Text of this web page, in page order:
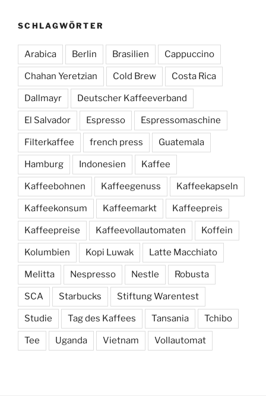
SCHLAGWÖRTER
Arabica Berlin Brasilien Cappuccino
Chahan Yeretzian Cold Brew Costa Rica
Dallmayr Deutscher Kaffeeverband
El Salvador Espresso Espressomaschine
Filterkaffee french press Guatemala
Hamburg Indonesien Kaffee
Kaffeebohnen Kaffeegenuss Kaffeekapseln
Kaffeekonsum Kaffeemarkt Kaffeepreis
Kaffeepreise Kaffeevollautomaten Koffein
Kolumbien Kopi Luwak Latte Macchiato
Melitta Nespresso Nestle Robusta
SCA Starbucks Stiftung Warentest
Studie Tag des Kaffees Tansania Tchibo
Tee Uganda Vietnam Vollautomat